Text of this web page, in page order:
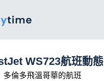
WS723航班動態
多倫多飛溫哥華的航班